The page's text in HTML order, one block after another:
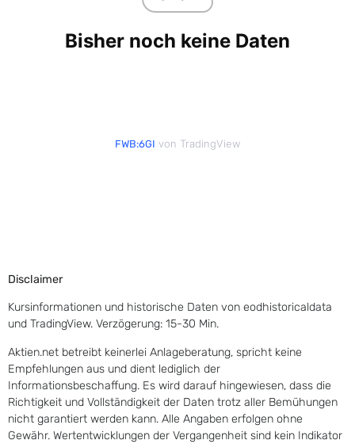
FWB:6GI von TradingView
Disclaimer
Kursinformationen und historische Daten von eodhistoricaldata
und TradingView. Verzögerung: 15-30 Min.
Aktien.net betreibt keinerlei Anlageberatung, spricht keine
Empfehlungen aus und dient lediglich der
Informationsbeschaffung. Es wird darauf hingewiesen, dass die
Richtigkeit und Vollständigkeit der Daten trotz aller Bemühungen
nicht garantiert werden kann. Alle Angaben erfolgen ohne
Gewähr. Wertentwicklungen der Vergangenheit sind kein Indikator